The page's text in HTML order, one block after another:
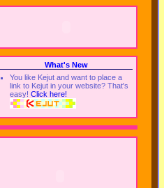
What's New
You like Kejut and want to place a
link to Kejut in your website? That's
easy! Click here!